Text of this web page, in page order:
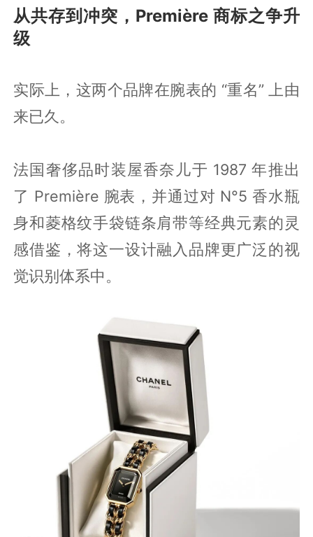
从共存到冲突，Première 商标之争升
级
实际上，这两个品牌在腕表的 “重名” 上由
来已久。
法国奢侈品时装屋香奈儿于 1987 年推出
了 Première 腕表，并通过对 N°5 香水瓶
身和菱格纹手袋链条肩带等经典元素的灵
感借鉴，将这一设计融入品牌更广泛的视
觉识别体系中。